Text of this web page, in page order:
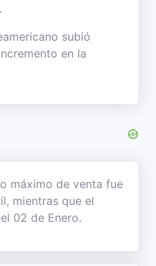
.
subió
en la
máximo de venta fue
mientras que el
02 de Enero.